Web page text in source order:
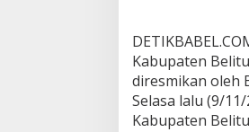
Kabupaten
diresmikan oleh
Selasa lalu (9/
Kabupaten